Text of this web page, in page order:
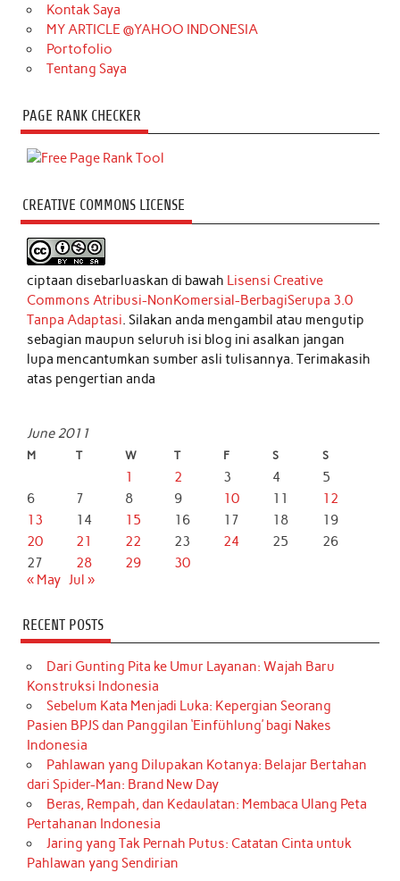
Kontak Saya
MY ARTICLE @YAHOO INDONESIA
Portofolio
Tentang Saya
PAGE RANK CHECKER
CREATIVE COMMONS LICENSE
ciptaan disebarluaskan di bawah Lisensi Creative
Commons Atribusi-NonKomersial-BerbagiSerupa 3.0
Tanpa Adaptasi. Silakan anda mengambil atau mengutip
sebagian maupun seluruh isi blog ini asalkan jangan
lupa mencantumkan sumber asli tulisannya. Terimakasih
atas pengertian anda
June 2011
M T W T F S S
1 2 3 4
5
6
7 8 9 10 11
12
13
14 15 16 17 18
19
20
21 22 23 24 25
26
27
28 29
30
« May Jul »
RECENT POSTS
Dari Gunting Pita ke Umur Layanan: Wajah Baru
Konstruksi Indonesia
Sebelum Kata Menjadi Luka: Kepergian Seorang
Pasien BPJS dan Panggilan ‘Einfühlung’ bagi Nakes
Indonesia
Pahlawan yang Dilupakan Kotanya: Belajar Bertahan
dari Spider-Man: Brand New Day
Beras, Rempah, dan Kedaulatan: Membaca Ulang Peta
Pertahanan Indonesia
Jaring yang Tak Pernah Putus: Catatan Cinta untuk
Pahlawan yang Sendirian